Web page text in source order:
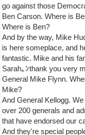
go against those
Ben Carson. Where is
Where is Ben?
And by the way, Mike
is here someplace, and
fantastic. Mike and his
Sarah｡ﾝthank you very
General Mike Flynn.
Mike?
And General Kellogg.
over 200 generals and
that have endorsed our
And they're special